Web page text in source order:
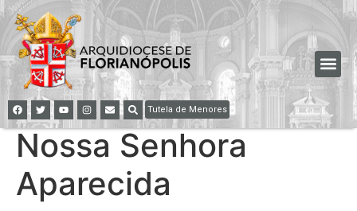
Tutela de Menores
Nossa Senhora
Aparecida